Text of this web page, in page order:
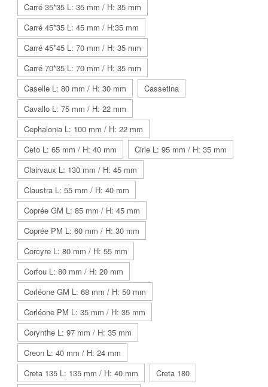
Carré 35*35 L: 35 mm / H: 35 mm
Carré 45*35 L: 45 mm / H:35 mm
Carré 45*45 L: 70 mm / H: 35 mm
Carré 70*35 L: 70 mm / H: 35 mm
Caselle L: 80 mm / H: 30 mm
Cassetina
Cavallo L: 75 mm / H: 22 mm
Cephalonia L: 100 mm / H: 22 mm
Ceto L: 65 mm / H: 40 mm
Cirie L: 95 mm / H: 35 mm
Clairvaux L: 130 mm / H: 45 mm
Claustra L: 55 mm / H: 40 mm
Coprée GM L: 85 mm / H: 45 mm
Coprée PM L: 60 mm / H: 30 mm
Corcyre L: 80 mm / H: 55 mm
Corfou L: 80 mm / H: 20 mm
Corléone GM L: 68 mm / H: 50 mm
Corléone PM L: 35 mm / H: 35 mm
Corynthe L: 97 mm / H: 35 mm
Creon L: 40 mm / H: 24 mm
Creta 135 L: 135 mm / H: 40 mm
Creta 180